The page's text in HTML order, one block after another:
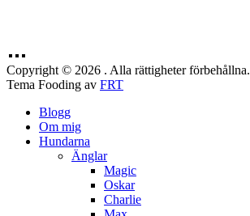
Copyright © 2026 . Alla rättigheter förbehållna.
Tema Fooding av FRT
Blogg
Om mig
Hundarna
Änglar
Magic
Oskar
Charlie